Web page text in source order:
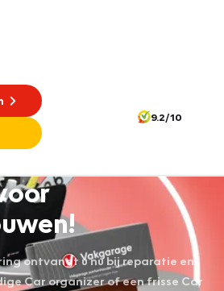
9.2/10
ontvangt u nu bij reparatie en
Car organizer of een frisse Car